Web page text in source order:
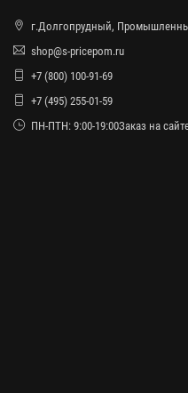
г.Долгопрудный,
shop@s-pricepom.ru
+7 (800) 100-91-69
+7 (495) 255-01-59
ПН-ПТН: 9:00-19:00Заказ на